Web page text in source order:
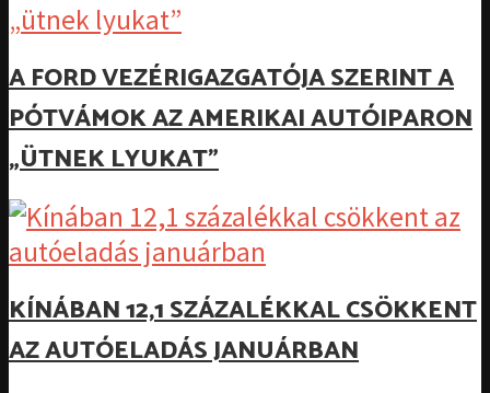
A FORD VEZÉRIGAZGATÓJA SZERINT A
PÓTVÁMOK AZ AMERIKAI AUTÓIPARON
„ÜTNEK LYUKAT”
KÍNÁBAN 12,1 SZÁZALÉKKAL CSÖKKENT
AZ AUTÓELADÁS JANUÁRBAN